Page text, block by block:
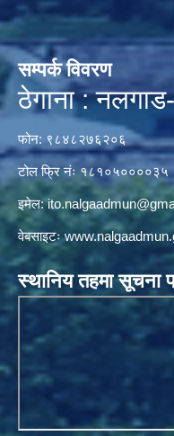
सम्पर्क विवरण
ठेगाना :
फोन: ९८४८२७६२०६
टोल फ्रि नंः १८१०५००००३५
इमेल:
वेबसाइटः
स्थानिय तहमा सूचना